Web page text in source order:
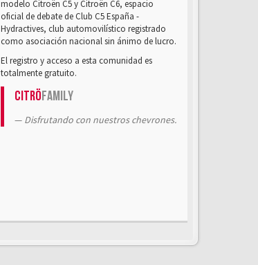
modelo Citroën C5 y Citroën C6, espacio
oficial de debate de Club C5 España -
Hydractives, club automovilístico registrado
como asociación nacional sin ánimo de lucro.
El registro y acceso a esta comunidad es
totalmente gratuito.
CitröFamily
Disfrutando con nuestros chevrones.